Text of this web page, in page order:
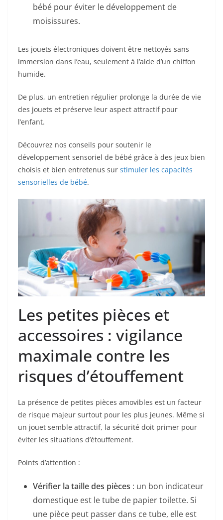
bébé pour éviter le développement de
moisissures.
Les jouets électroniques doivent être nettoyés sans
immersion dans l’eau, seulement à l’aide d’un chiffon
humide.
De plus, un entretien régulier prolonge la durée de vie
des jouets et préserve leur aspect attractif pour
l’enfant.
Découvrez nos conseils pour soutenir le
développement sensoriel de bébé grâce à des jeux bien
choisis et bien entretenus sur stimuler les capacités
sensorielles de bébé.
Les petites pièces et
accessoires : vigilance
maximale contre les
risques d’étouffement
La présence de petites pièces amovibles est un facteur
de risque majeur surtout pour les plus jeunes. Même si
un jouet semble attractif, la sécurité doit primer pour
éviter les situations d’étouffement.
Points d’attention :
Vérifier la taille des pièces : un bon indicateur
domestique est le tube de papier toilette. Si
une pièce peut passer dans ce tube, elle est